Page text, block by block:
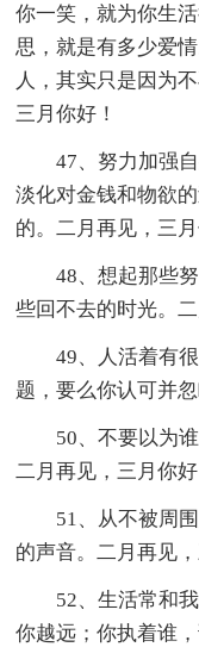
你一笑，就为你生
思，就是有多少爱
人，其实只是因为
三月你好！
47、努力加强
淡化对金钱和物欲
的。二月再见，三月
48、想起那些
些回不去的时光。
49、人活着有
题，要么你认可并
50、不要以为
二月再见，三月你好
51、从不被周
的声音。二月再见，
52、生活常和
你越远；你执着谁